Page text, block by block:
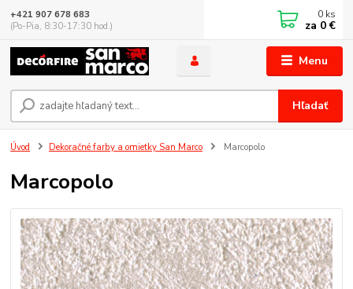
Menu
Hľadať
+421 907 678 683
(Po-Pia, 8:30-17:30 hod.)
0 ks
za 0 €
Úvod Dekoračné farby a omietky San Marco Marcopolo
Marcopolo